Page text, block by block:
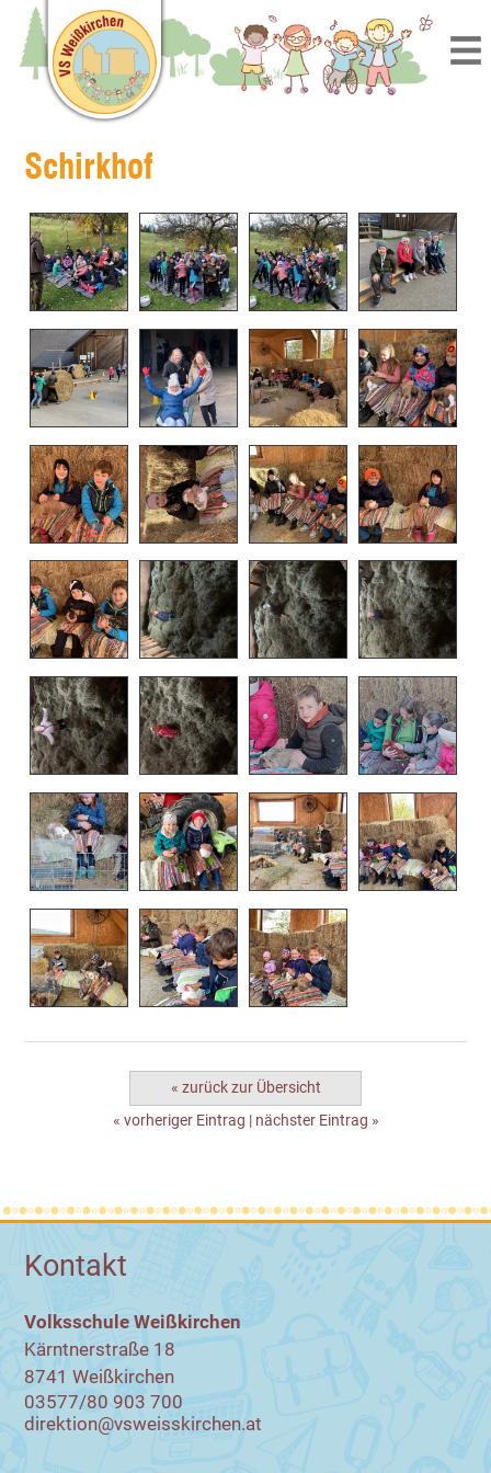
Schirkhof
« zurück zur Übersicht
« vorheriger Eintrag | nächster Eintrag »
Kontakt
Volksschule Weißkirchen
Kärntnerstraße 18
8741 Weißkirchen
03577/80 903 700
direktion@vsweisskirchen.at